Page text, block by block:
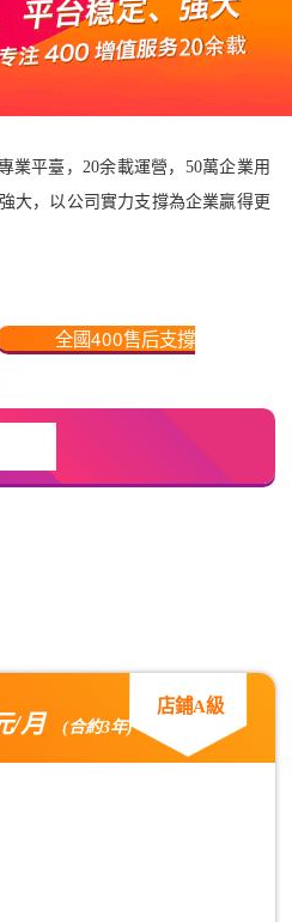
業平臺，20余載運營，50萬企業用
大，以公司實力支撐為企業贏得更
全國400售后支撐
/月 (合約3年)
店鋪A級